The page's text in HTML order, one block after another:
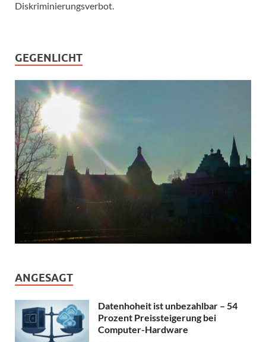
Diskriminierungsverbot.
GEGENLICHT
ANGESAGT
Datenhoheit ist unbezahlbar – 54
Prozent Preissteigerung bei
Computer-Hardware